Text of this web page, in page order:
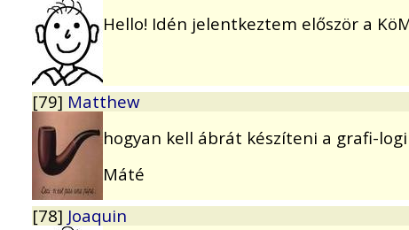
Hello! Idén jelentkeztem először a
[79] Matthew
hogyan kell ábrát készíteni a grafi-
Máté
[78] Joaquin